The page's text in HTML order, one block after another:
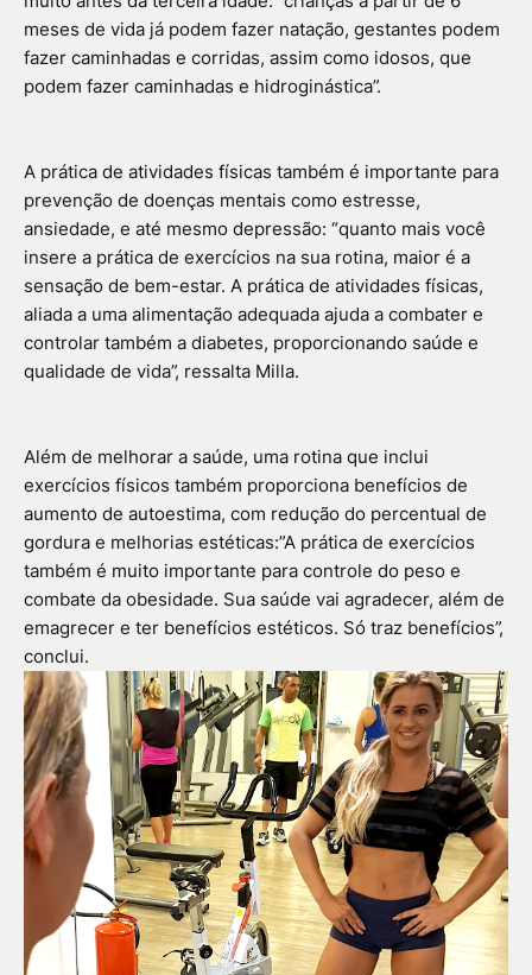
meses de vida já podem fazer natação, gestantes podem
fazer caminhadas e corridas, assim como idosos, que
podem fazer caminhadas e hidroginástica”.
A prática de atividades físicas também é importante para
prevenção de doenças mentais como estresse,
ansiedade, e até mesmo depressão: “quanto mais você
insere a prática de exercícios na sua rotina, maior é a
sensação de bem-estar. A prática de atividades físicas,
aliada a uma alimentação adequada ajuda a combater e
controlar também a diabetes, proporcionando saúde e
qualidade de vida”, ressalta Milla.
Além de melhorar a saúde, uma rotina que inclui
exercícios físicos também proporciona benefícios de
aumento de autoestima, com redução do percentual de
gordura e melhorias estéticas:”A prática de exercícios
também é muito importante para controle do peso e
combate da obesidade. Sua saúde vai agradecer, além de
emagrecer e ter benefícios estéticos. Só traz benefícios”,
conclui.